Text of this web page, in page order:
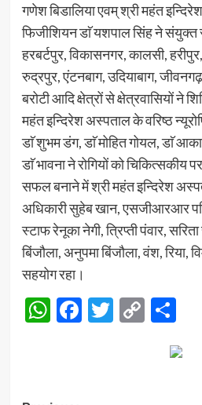
गणेश बिडालिया एवम् श्री महंत
फिजीशियन डाॅ यशपाल सिंह ने संयुक्त
हरबर्टपुर, विकासनगर, कालसी,
रुद्रपुर, एंटनबाग, उदियाबाग, जीवनगढ़,
बरोटी आदि क्षेत्रों से क्षेत्रवासियों ने
महंत इन्दिरेश अस्पताल के वरिष्ठ
डाॅ शुभम डंग, डाॅ मोहित गोयल, डाॅ
डाॅ भावना ने रोगियों को चिकित्सकीय
सफल बनाने में श्री महंत इन्दिरेश
अधिकारी सुहेब खान, एसजीआरआर
स्टाफ रेनूका नेगी, त्रिप्ती पंवार,
बिंजौला, अनुपमा बिंजौला, वंश, रिया,
सहयोग रहा।
WhatsApp
Facebook
Twitter
Copy